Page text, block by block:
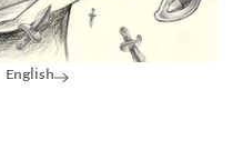
English